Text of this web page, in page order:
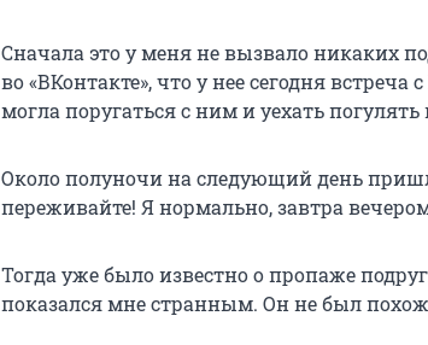
Сначала это у меня не вызвало никаких
во «ВКонтакте», что у нее сегодня
могла поругаться с ним и уехать
Около полуночи на следующий день
переживайте! Я нормально, завтра
Тогда уже было известно о пропаже
показался мне странным. Он не был